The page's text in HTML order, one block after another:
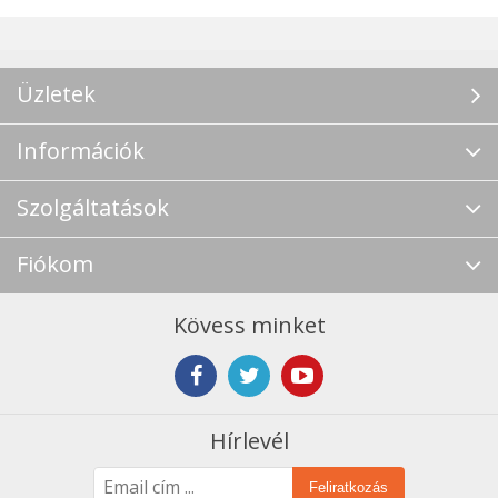
Üzletek
Információk
Szolgáltatások
Fiókom
Kövess minket
Hírlevél
Feliratkozás